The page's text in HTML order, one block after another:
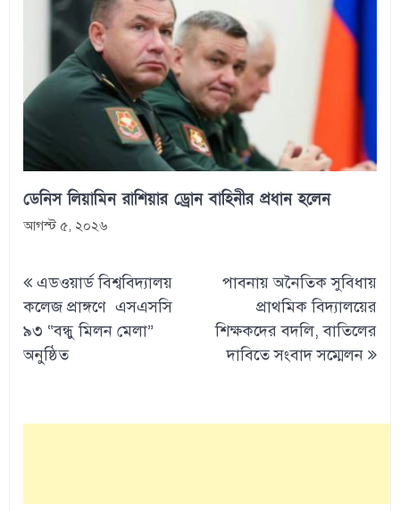
ডেনিস লিয়ামিন রাশিয়ার ড্রোন বাহিনীর প্রধান হলেন
আগস্ট ৫, ২০২৬
navigation
এডওয়ার্ড বিশ্ববিদ্যালয়
কলেজ প্রাঙ্গণে এসএসসি
৯৩ “বন্ধু মিলন মেলা”
অনুষ্ঠিত
পাবনায় অনৈতিক সুবিধায়
প্রাথমিক বিদ্যালয়ের
শিক্ষকদের বদলি, বাতিলের
দাবিতে সংবাদ সম্মেলন